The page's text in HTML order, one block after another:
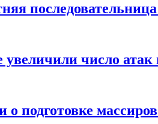
число атак
подготовке